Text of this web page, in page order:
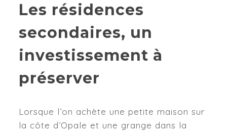
Les résidences
secondaires, un
investissement à
préserver
Lorsque l’on achète une petite maison sur
la côte d’Opale et une grange dans la